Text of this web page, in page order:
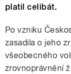
platil celibát.
Po vzniku
zasadila o jeho
všeobecného
zrovnoprávnění